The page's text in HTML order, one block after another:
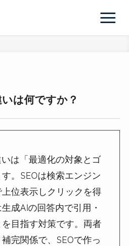
は何ですか？
は「最適化の対象とゴ
。SEOは検索エンジン
位表示しクリックを得
成AIの回答内で引用・
目指す対策です。両者
完関係で、SEOで作っ